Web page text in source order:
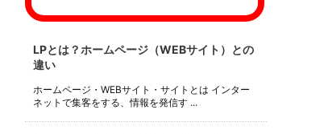
LPとは？ホームページ（WEBサイト）との
違い
ホームページ・WEBサイト・サイトとは インター
ネットで集客をする、情報を発信す ...